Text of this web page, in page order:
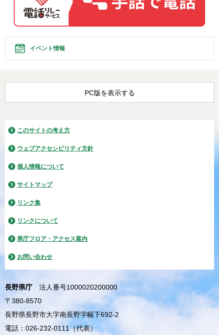
イベント情報
PC版を表示する
このサイトの考え方
ウェブアクセシビリティ方針
個人情報について
サイトマップ
リンク集
リンクについて
県庁フロア・アクセス案内
お問い合わせ
長野県庁
法人番号1000020200000
〒380-8570
長野県長野市大字南長野字幅下692-2
電話：026-232-0111（代表）